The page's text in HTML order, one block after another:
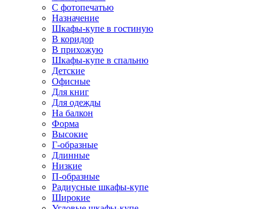
С фотопечатью
Назначение
Шкафы-купе в гостиную
В коридор
В прихожую
Шкафы-купе в спальню
Детские
Офисные
Для книг
Для одежды
На балкон
Форма
Высокие
Г-образные
Длинные
Низкие
П-образные
Радиусные шкафы-купе
Широкие